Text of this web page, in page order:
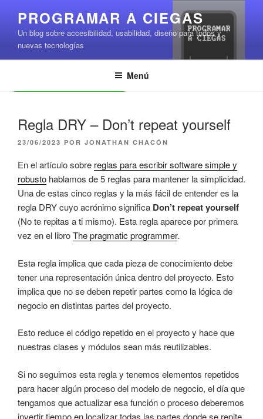
contenido
PROGRAMAR A CIEGAS
Un blog sobre accesibilidad, usabilidad, diseño para todos y
nuevas tecnologías
Menú
Regla DRY – Don’t repeat yourself
PUBLICADO
23/06/2023 POR JONATHAN CHACÓN
En el artículo sobre reglas para escribir software simple y
robusto hablamos de 5 reglas para mantener la simplicidad.
Una de estas cinco reglas y la más fácil de entender es la
regla DRY cuyo acrónimo significa Don’t repeat yourself
(No te repitas a ti mismo). Esta regla aparece por primera
vez en el libroThe pragmatic programmer.
Esta regla implica que cada pieza de conocimiento debe
tener una representación única dentro del proyecto. Esto
implica que no se deben repetir partes como la lógica de
negocio en distintas partes del proyecto.
Esto reduce el código repetido en el proyecto y hace que
nuestras clases y módulos sean más reutilizables.
Si no seguimos esta regla y tenemos elementos repetidos
para hacer algún proceso del modelo de negocio, el día que
tengamos que actualizar esa función o proceso deberemos
invertir tiempo en localizar todas las partes donde se repite